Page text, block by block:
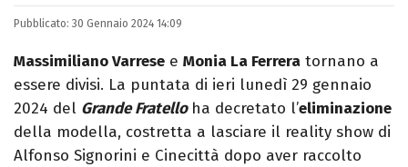
Laurea in Lettere, smania di viaggi e
Pixar).
Pubblicato: 30 Gennaio 2024 14:09
Massimiliano Varrese e Monia La Ferrera tornano a
essere divisi. La puntata di ieri lunedì 29 gennaio
2024 del Grande Fratello ha decretato l’eliminazione
della modella, costretta a lasciare il reality show di
Alfonso Signorini e Cinecittà dopo aver raccolto